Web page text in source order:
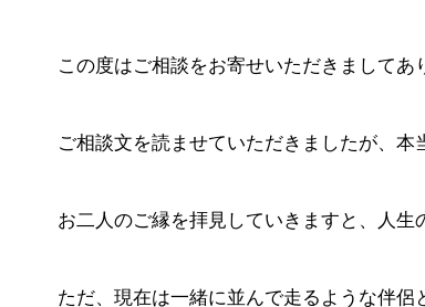
この度はご相談をお寄せいただきましてあ
ご相談文を読ませていただきましたが、本
お二人のご縁を拝見していきますと、人
ただ、現在は一緒に並んで走るような伴